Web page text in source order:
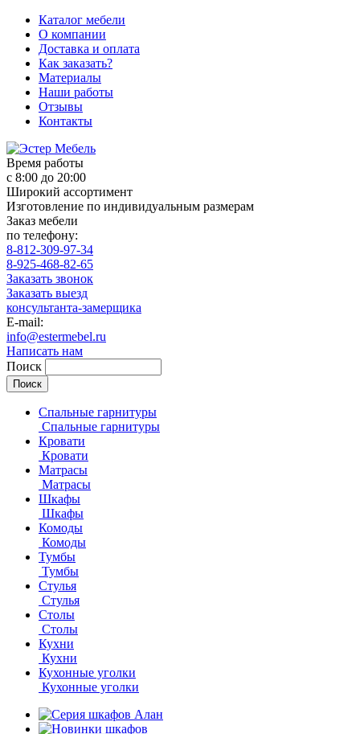
Каталог мебели
О компании
Доставка и оплата
Как заказать?
Материалы
Наши работы
Отзывы
Контакты
Время работы
с 8:00 до 20:00
Широкий ассортимент
Изготовление по индивидуальным размерам
Заказ мебели
по телефону:
8-812-309-97-34
8-925-468-82-65
Заказать звонок
Заказать выезд
консультанта-замерщика
E-mail:
info@estermebel.ru
Написать нам
Поиск
Спальные гарнитуры
Спальные гарнитуры
Кровати
Кровати
Матрасы
Матрасы
Шкафы
Шкафы
Комоды
Комоды
Тумбы
Тумбы
Стулья
Стулья
Столы
Столы
Кухни
Кухни
Кухонные уголки
Кухонные уголки